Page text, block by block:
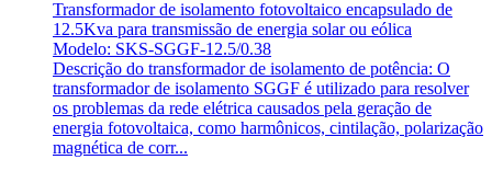
Transformador de isolamento fotovoltaico encapsulado de
12.5Kva para transmissão de energia solar ou eólica
Modelo: SKS-SGGF-12.5/0.38
Descrição do transformador de isolamento de potência: O
transformador de isolamento SGGF é utilizado para resolver
os problemas da rede elétrica causados pela geração de
energia fotovoltaica, como harmônicos, cintilação, polarização
magnética de corr...